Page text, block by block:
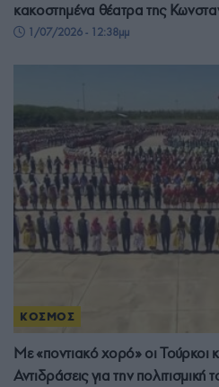
κακοστημένα θέατρα της
1/07/2026 - 12:38μμ
ΚΟΣΜΟΣ
Με «ποντιακό χορό» οι Τούρκοι
Αντιδράσεις για την πολιτισμική